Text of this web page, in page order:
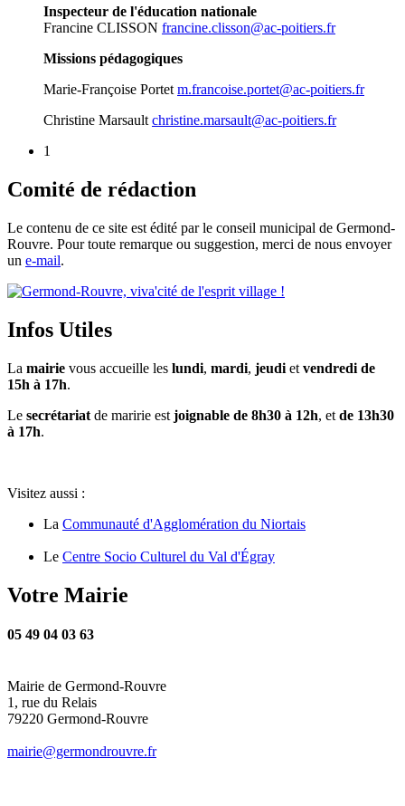
Inspecteur de l'éducation nationale
Francine CLISSON francine.clisson@ac-poitiers.fr
Missions pédagogiques
Marie-Françoise Portet m.francoise.portet@ac-poitiers.fr
Christine Marsault christine.marsault@ac-poitiers.fr
1
Comité de rédaction
Le contenu de ce site est édité par le conseil municipal de Germond-
Rouvre. Pour toute remarque ou suggestion, merci de nous envoyer
un e-mail.
Infos Utiles
La mairie vous accueille les lundi, mardi, jeudi et vendredi de
15h à 17h.
Le secrétariat de maririe est joignable de 8h30 à 12h, et de 13h30
à 17h.
Visitez aussi :
La Communauté d'Agglomération du Niortais
Le Centre Socio Culturel du Val d'Égray
Votre Mairie
05 49 04 03 63
Mairie de Germond-Rouvre
1, rue du Relais
79220 Germond-Rouvre
mairie@germondrouvre.fr